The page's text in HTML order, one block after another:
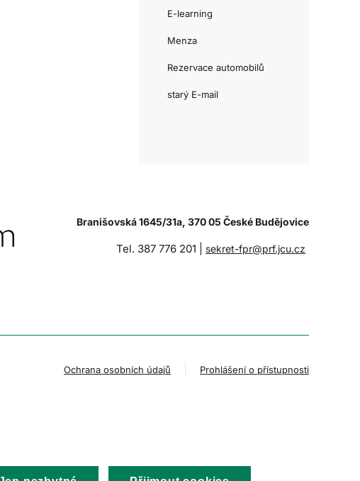
E-learning
Menza
Rezervace automobilů
starý E-mail
Branišovská 1645/31a, 370 05 České Budějovice
Tel. 387 776 201 | sekret-fpr@prf.jcu.cz
Ochrana osobních údajů Prohlášení o přístupnosti